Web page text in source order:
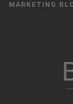
MARKETING